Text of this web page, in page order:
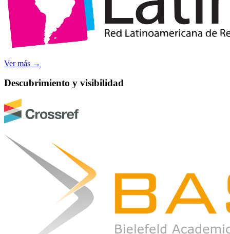
Ver más →
Descubrimiento y visibilidad